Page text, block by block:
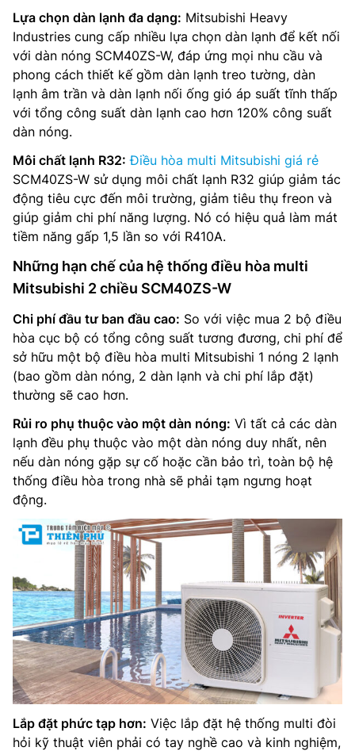
Lựa chọn dàn lạnh đa dạng: Mitsubishi Heavy
Industries cung cấp nhiều lựa chọn dàn lạnh để kết nối
với dàn nóng SCM40ZS-W, đáp ứng mọi nhu cầu và
phong cách thiết kế gồm dàn lạnh treo tường, dàn
lạnh âm trần và dàn lạnh nối ống gió áp suất tĩnh thấp
với tổng công suất dàn lạnh cao hơn 120% công suất
dàn nóng.
Môi chất lạnh R32: Điều hòa multi Mitsubishi giá rẻ
SCM40ZS-W sử dụng môi chất lạnh R32 giúp giảm tác
động tiêu cực đến môi trường, giảm tiêu thụ freon và
giúp giảm chi phí năng lượng. Nó có hiệu quả làm mát
tiềm năng gấp 1,5 lần so với R410A.
Những hạn chế của hệ thống điều hòa multi
Mitsubishi 2 chiều SCM40ZS-W
Chi phí đầu tư ban đầu cao: So với việc mua 2 bộ điều
hòa cục bộ có tổng công suất tương đương, chi phí để
sở hữu một bộ điều hòa multi Mitsubishi 1 nóng 2 lạnh
(bao gồm dàn nóng, 2 dàn lạnh và chi phí lắp đặt)
thường sẽ cao hơn.
Rủi ro phụ thuộc vào một dàn nóng: Vì tất cả các dàn
lạnh đều phụ thuộc vào một dàn nóng duy nhất, nên
nếu dàn nóng gặp sự cố hoặc cần bảo trì, toàn bộ hệ
thống điều hòa trong nhà sẽ phải tạm ngưng hoạt
động.
Lắp đặt phức tạp hơn: Việc lắp đặt hệ thống multi đòi
hỏi kỹ thuật viên phải có tay nghề cao và kinh nghiệm,